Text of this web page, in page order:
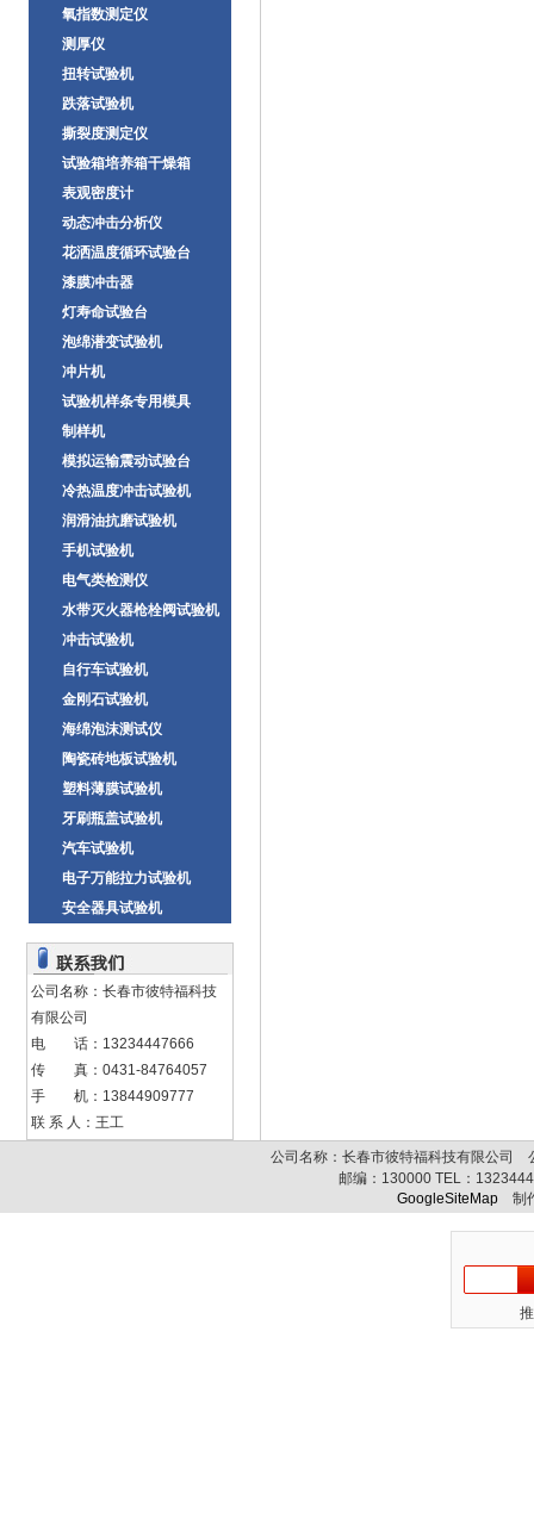
氧指数测定仪
测厚仪
扭转试验机
跌落试验机
撕裂度测定仪
试验箱培养箱干燥箱
表观密度计
动态冲击分析仪
花洒温度循环试验台
漆膜冲击器
灯寿命试验台
泡绵潜变试验机
冲片机
试验机样条专用模具
制样机
模拟运输震动试验台
冷热温度冲击试验机
润滑油抗磨试验机
手机试验机
电气类检测仪
水带灭火器枪栓阀试验机
冲击试验机
自行车试验机
金刚石试验机
海绵泡沫测试仪
陶瓷砖地板试验机
塑料薄膜试验机
牙刷瓶盖试验机
汽车试验机
电子万能拉力试验机
安全器具试验机
公司名称：长春市彼特福科技
有限公司
电 话：13234447666
传 真：0431-84764057
手 机：13844909777
联 系 人：王工
公司名称：长春市彼特福科技有限公司
邮编： 130000TEL：
GoogleSiteMap 制